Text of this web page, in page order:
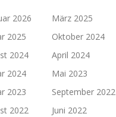
2026
März 2025
2025
Oktober 2024
2024
April 2024
2024
Mai 2023
2023
September 2022
2022
Juni 2022